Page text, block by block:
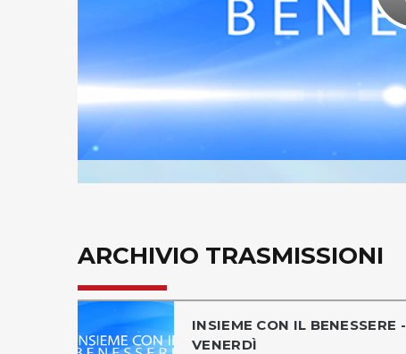
ARCHIVIO TRASMISSIONI
INSIEME CON IL BENESSERE -
VENERDÌ